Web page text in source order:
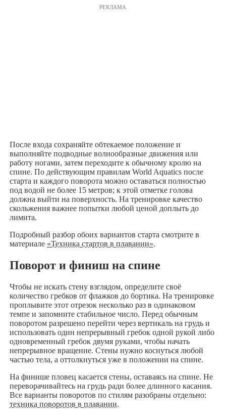
РЕКЛАМА
После входа сохраняйте обтекаемое положение и
выполняйте подводные волнообразные движения или
работу ногами, затем переходите к обычному кролю на
спине. По действующим правилам World Aquatics после
старта и каждого поворота можно оставаться полностью
под водой не более 15 метров; к этой отметке голова
должна выйти на поверхность. На тренировке качество
скольжения важнее попытки любой ценой доплыть до
лимита.
Подробный разбор обоих вариантов старта смотрите в
материале «Техника стартов в плавании».
Поворот и финиш на спине
Чтобы не искать стену взглядом, определите своё
количество гребков от флажков до бортика. На тренировке
проплывите этот отрезок несколько раз в одинаковом
темпе и запомните стабильное число. Перед обычным
поворотом разрешено перейти через вертикаль на грудь и
использовать один непрерывный гребок одной рукой либо
одновременный гребок двумя руками, чтобы начать
непрерывное вращение. Стены нужно коснуться любой
частью тела, а оттолкнуться уже в положении на спине.
На финише пловец касается стены, оставаясь на спине. Не
переворачивайтесь на грудь ради более длинного касания.
Все варианты поворотов по стилям разобраны отдельно:
техника поворотов в плавании.